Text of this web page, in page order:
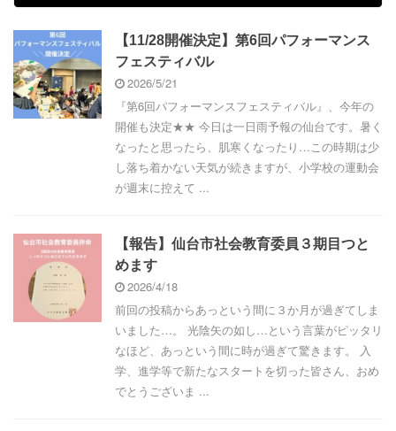
【11/28開催決定】第6回パフォーマンス
フェスティバル
2026/5/21
『第6回パフォーマンスフェスティバル』、今年の
開催も決定★★ 今日は一日雨予報の仙台です。暑く
なったと思ったら、肌寒くなったり…この時期は少
し落ち着かない天気が続きますが、小学校の運動会
が週末に控えて ...
【報告】仙台市社会教育委員３期目つと
めます
2026/4/18
前回の投稿からあっという間に３か月が過ぎてしま
いました…。 光陰矢の如し…という言葉がピッタリ
なほど、あっという間に時が過ぎて驚きます。 入
学、進学等で新たなスタートを切った皆さん、おめ
でとうございま ...